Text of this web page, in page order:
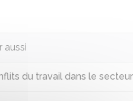
aussi
du travail dans le